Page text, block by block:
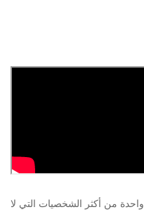
واحدة من أكثر الشخصيات التي لا